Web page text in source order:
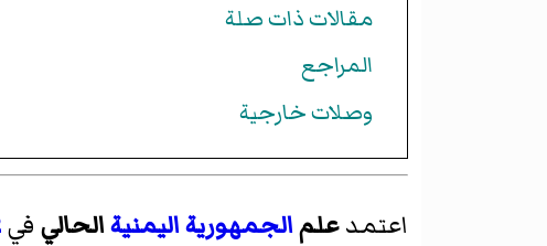
مقالات ذات صلة
المراجع
وصلات خارجية
اعتمدعلمالجمهورية اليمنيةالحالي في